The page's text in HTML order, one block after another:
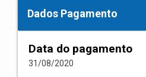
Dados Pagamento
Data do pagamento
31/08/2020